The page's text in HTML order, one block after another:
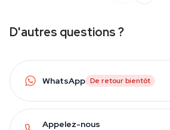
D'autres questions ?
WhatsApp De retour bientôt
Appelez-nous